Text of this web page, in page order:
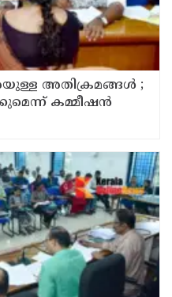
അതിക്രമങ്ങൾ ;
കമ്മീഷൻ